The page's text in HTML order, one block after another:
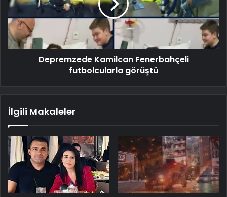
Depremzede Kamilcan Fenerbahçeli
futbolcularla görüştü
İlgili Makaleler